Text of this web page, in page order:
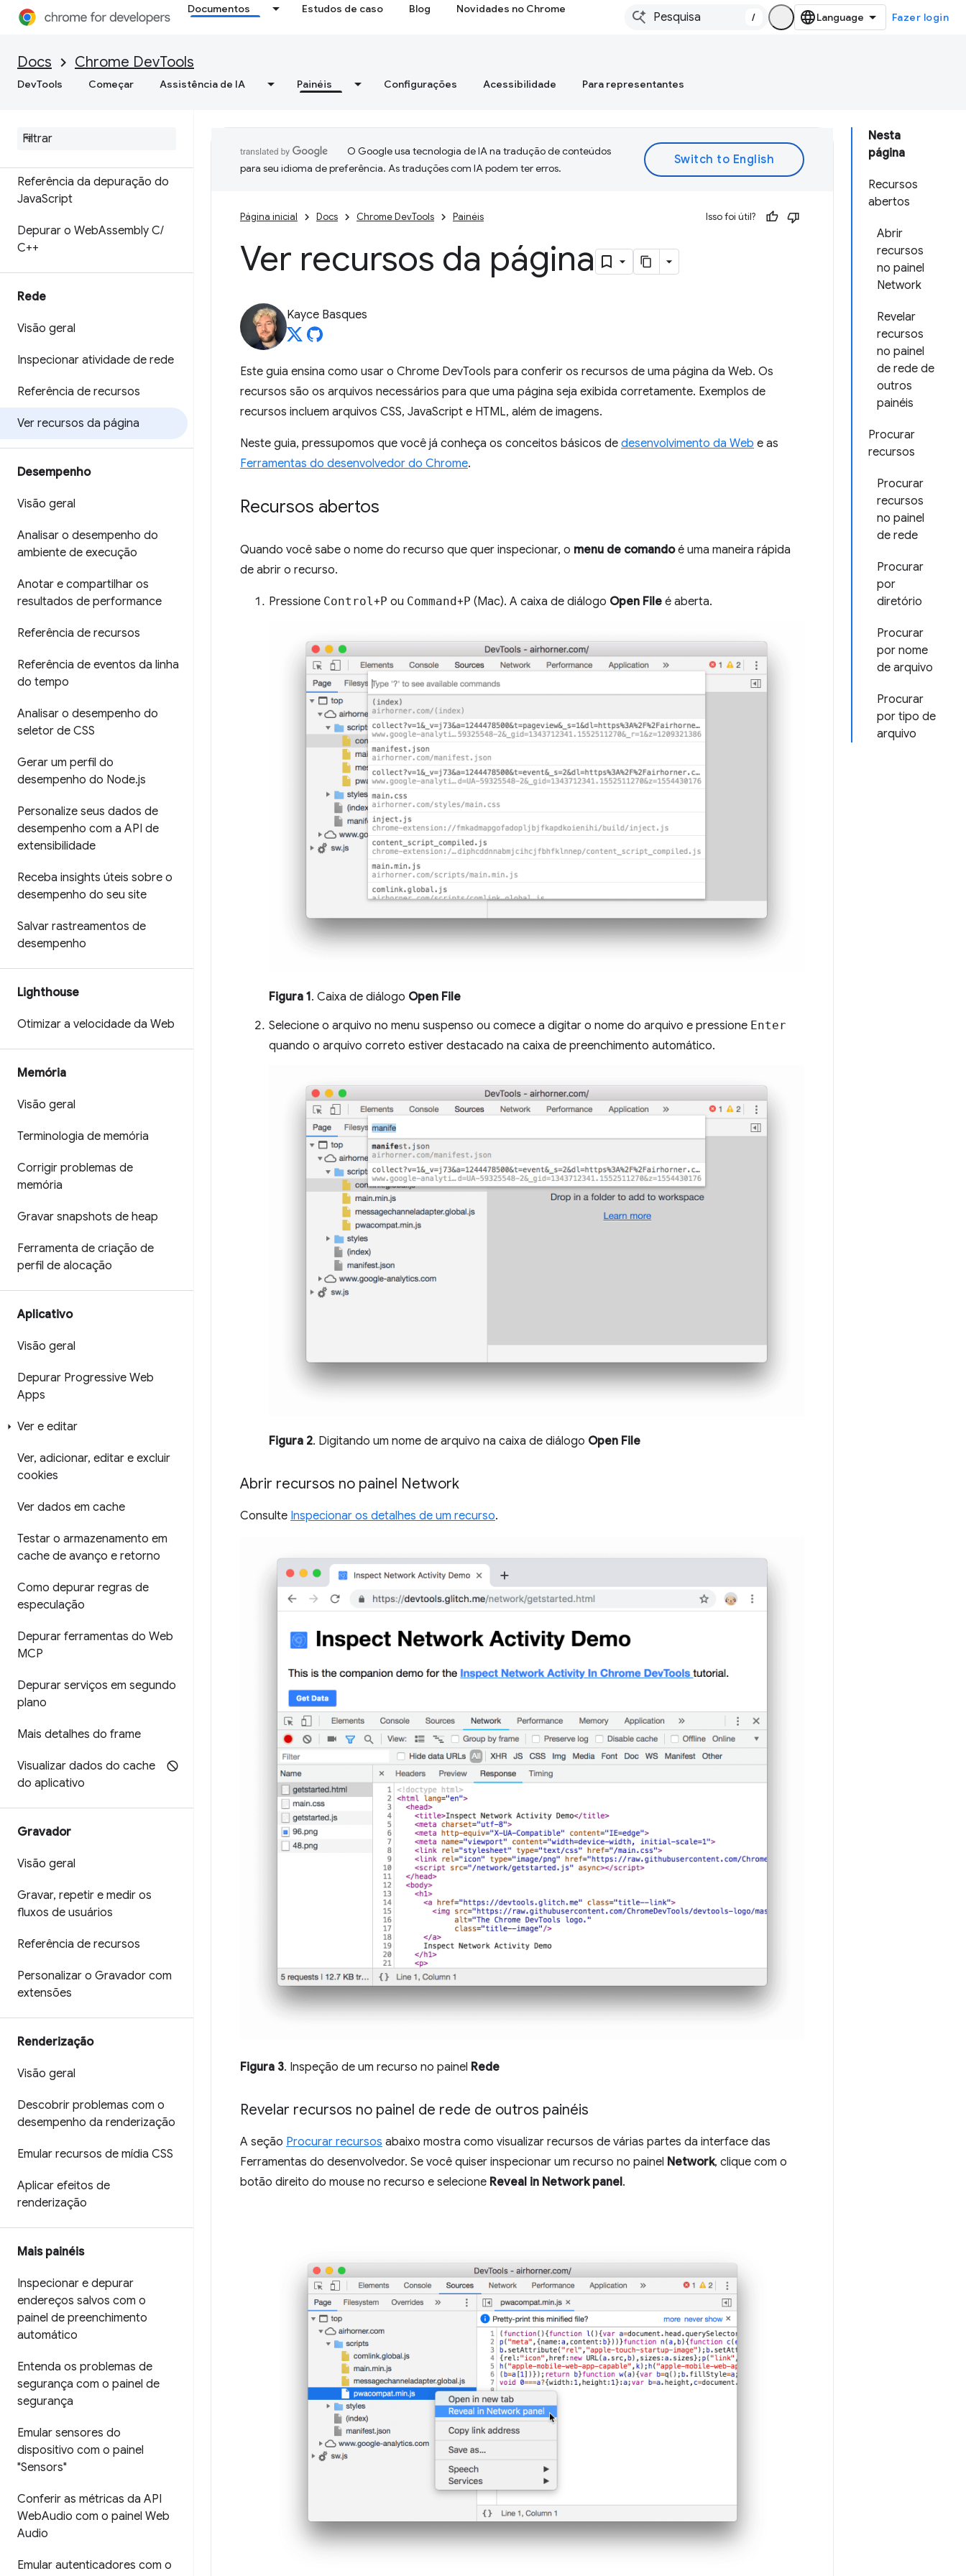
Documentos Estudos de caso Blog Novidades no Chrome
/ Fazer login
Docs Chrome DevTools
DevTools Começar Assistência de IA Painéis Configurações Acessibilidade Para representantes
alterações nos arquivos de
origem
e os cabeçalhos de resposta
Referência da depuração do
JavaScript
Depurar o WebAssembly C/
C++
Rede
Visão geral
Inspecionar atividade de rede
Referência de recursos
Ver recursos da página
Desempenho
Visão geral
Analisar o desempenho do
ambiente de execução
Anotar e compartilhar os
resultados de performance
Referência de recursos
Referência de eventos da linha
do tempo
Analisar o desempenho do
seletor de CSS
Gerar um perfil do
desempenho do Node.js
Personalize seus dados de
desempenho com a API de
extensibilidade
Receba insights úteis sobre o
desempenho do seu site
Salvar rastreamentos de
desempenho
Lighthouse
Otimizar a velocidade da Web
Memória
Visão geral
Terminologia de memória
Corrigir problemas de
memória
Gravar snapshots de heap
Ferramenta de criação de
perfil de alocação
Aplicativo
Visão geral
Depurar Progressive Web
Apps
Ver e editar
Ver, adicionar, editar e excluir
cookies
Ver dados em cache
Testar o armazenamento em
cache de avanço e retorno
Como depurar regras de
especulação
Depurar ferramentas do Web
MCP
Depurar serviços em segundo
plano
Mais detalhes do frame
Visualizar dados do cache
do aplicativo
Gravador
Visão geral
Gravar, repetir e medir os
fluxos de usuários
Referência de recursos
Personalizar o Gravador com
extensões
Renderização
Visão geral
Descobrir problemas com o
desempenho da renderização
Emular recursos de mídia CSS
Aplicar efeitos de
renderização
Mais painéis
Inspecionar e depurar
endereços salvos com o
painel de preenchimento
automático
Entenda os problemas de
segurança com o painel de
segurança
Emular sensores do
dispositivo com o painel
"Sensors"
Conferir as métricas da API
WebAudio com o painel Web
Audio
Emular autenticadores com o
Nesta
página
Recursos
abertos
Abrir
recursos
no painel
Network
Revelar
recursos
no painel
de rede de
outros
painéis
Procurar
recursos
Procurar
recursos
no painel
de rede
Procurar
por
diretório
Procurar
por nome
de arquivo
Procurar
por tipo de
arquivo
O Google usa tecnologia de IA na tradução de conteúdos
para seu idioma de preferência. As traduções com IA podem ter erros.
Página inicial Docs Chrome DevTools Painéis Isso foi útil?
Ver recursos da página
Kayce Basques
Este guia ensina como usar o Chrome DevTools para conferir os recursos de uma página da Web. Os
recursos são os arquivos necessários para que uma página seja exibida corretamente. Exemplos de
recursos incluem arquivos CSS, JavaScript e HTML, além de imagens.
Neste guia, pressupomos que você já conheça os conceitos básicos de desenvolvimento da Web e as
Ferramentas do desenvolvedor do Chrome.
Recursos abertos
Quando você sabe o nome do recurso que quer inspecionar, o menu de comandoé uma maneira rápida
de abrir o recurso.
Pressione Control+P ou Command+P (Mac). A caixa de diálogo Open File é aberta.
Figura 1. Caixa de diálogo Open File
Selecione o arquivo no menu suspenso ou comece a digitar o nome do arquivo e pressione Enter
quando o arquivo correto estiver destacado na caixa de preenchimento automático.
Figura 2. Digitando um nome de arquivo na caixa de diálogo Open File
Abrir recursos no painel Network
Consulte Inspecionar os detalhes de um recurso.
Figura 3. Inspeção de um recurso no painel Rede
Revelar recursos no painel de rede de outros painéis
A seção Procurar recursos abaixo mostra como visualizar recursos de várias partes da interface das
Ferramentas do desenvolvedor. Se você quiser inspecionar um recurso no painel Network, clique com o
botão direito do mouse no recurso e selecione Reveal in Network panel.